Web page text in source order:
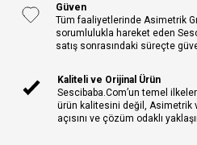
Güven
Tüm faaliyetlerinde Asimetrik
sorumlulukla hareket eden
satış sonrasındaki süreçte
Kaliteli ve Orijinal Ürün
Sescibaba.Com’un temel
ürün kalitesini değil, Asimetrik
açısını ve çözüm odaklı